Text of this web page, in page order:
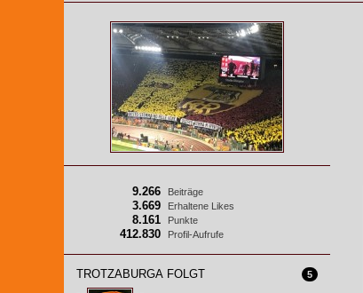
Beiträge
9.266
Erhaltene Likes
3.669
Punkte
8.161
Profil-Aufrufe
412.830
TROTZABURGA FOLGT 5